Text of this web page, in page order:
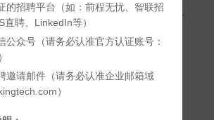
的招聘平台（如：前程无忧、智联招
直聘、LinkedIn等）
公众号（请务必认准官方认证账号：
邀请邮件（请务必认准企业邮箱域
）
通过实施国际最高检测标准，新汉科
技可确保所有产品信息完整、可追
溯，且品质有保障。